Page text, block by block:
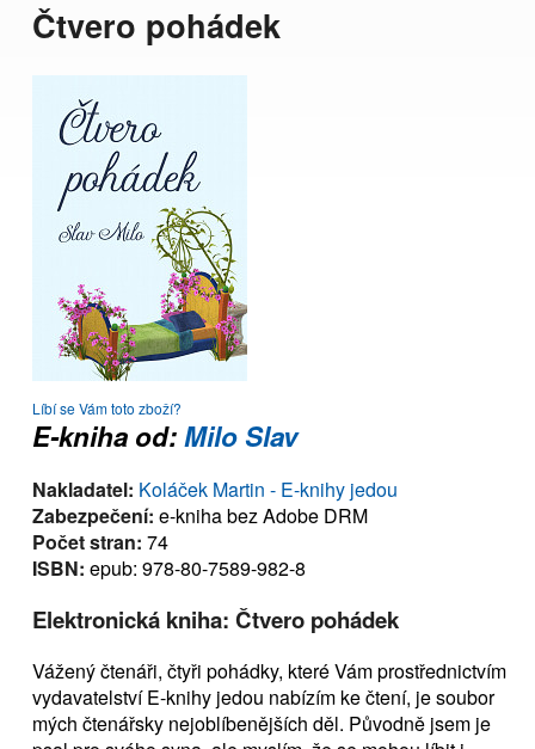
Čtvero pohádek
Líbí se Vám toto zboží?
E-kniha od:Milo Slav
Nakladatel: Koláček Martin - E-knihy jedou
Zabezpečení: e-kniha bez Adobe DRM
Počet stran: 74
ISBN: epub: 978-80-7589-982-8
Elektronická kniha: Čtvero pohádek
Vážený čtenáři, čtyři pohádky, které Vám prostřednictvím
vydavatelství E-knihy jedou nabízím ke čtení, je soubor
mých čtenářsky nejoblíbenějších děl. Původně jsem je